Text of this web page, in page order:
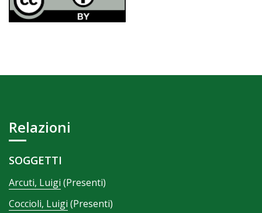
Relazioni
SOGGETTI
Arcuti, Luigi (Presenti)
Coccioli, Luigi (Presenti)